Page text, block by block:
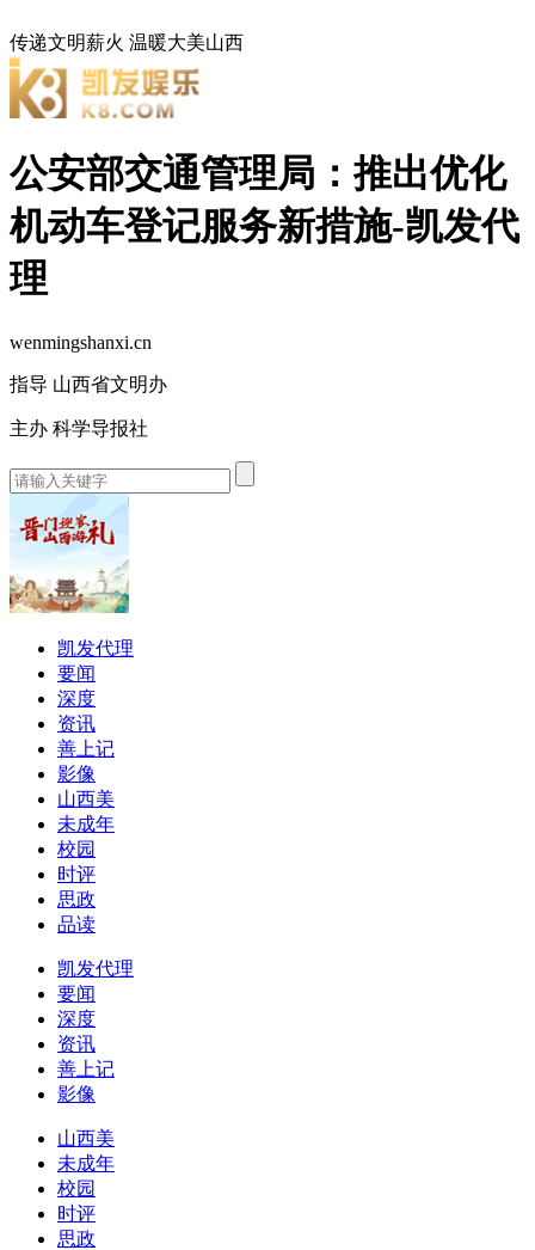
传递文明薪火 温暖大美山西
公安部交通管理局：推出优化
机动车登记服务新措施-凯发代
理
wenmingshanxi.cn
指导 山西省文明办
主办 科学导报社
凯发代理
要闻
深度
资讯
善上记
影像
山西美
未成年
校园
时评
思政
品读
凯发代理
要闻
深度
资讯
善上记
影像
山西美
未成年
校园
时评
思政